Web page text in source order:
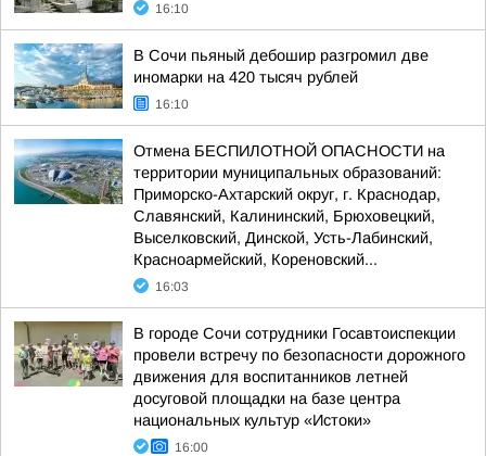
16:10
В Сочи пьяный дебошир разгромил две
иномарки на 420 тысяч рублей
16:10
Отмена БЕСПИЛОТНОЙ ОПАСНОСТИ на
территории муниципальных образований:
Приморско-Ахтарский округ, г. Краснодар,
Славянский, Калининский, Брюховецкий,
Выселковский, Динской, Усть-Лабинский,
Красноармейский, Кореновский...
16:03
В городе Сочи сотрудники Госавтоиспекции
провели встречу по безопасности дорожного
движения для воспитанников летней
досуговой площадки на базе центра
национальных культур «Истоки»
16:00